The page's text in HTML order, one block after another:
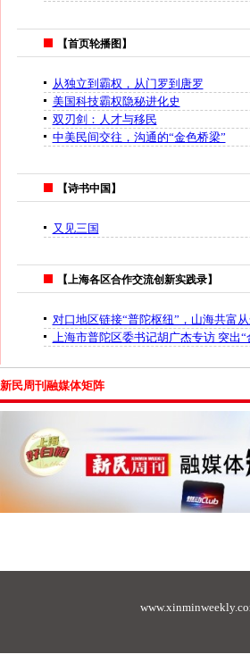
【首页轮播图】
从独立到霸权，从门罗到唐罗
美国科技霸权隐秘进化史
双刃剑：人才与移民
中美民间交往，沟通的“金色桥梁”
【诗书中国】
又见三国
【上海各区合作交流创新实践录】
对口地区链接“普陀枢纽”，山海共富
上海市普陀区委书记胡广杰专访 突
新民周刊融媒体矩阵